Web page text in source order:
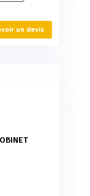
un devis